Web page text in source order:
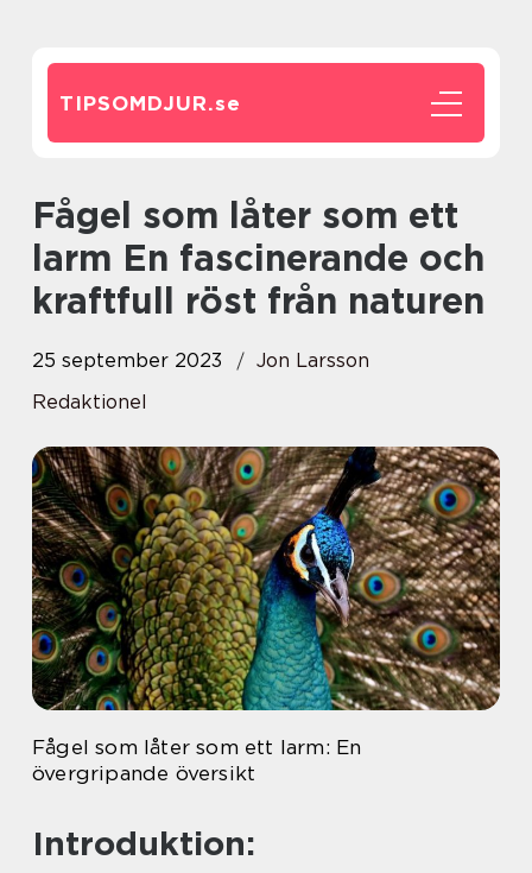
TIPSOMDJUR.se
Fågel som låter som ett
larm En fascinerande och
kraftfull röst från naturen
25 september 2023
Jon Larsson
Redaktionel
Fågel som låter som ett larm: En
övergripande översikt
Introduktion: